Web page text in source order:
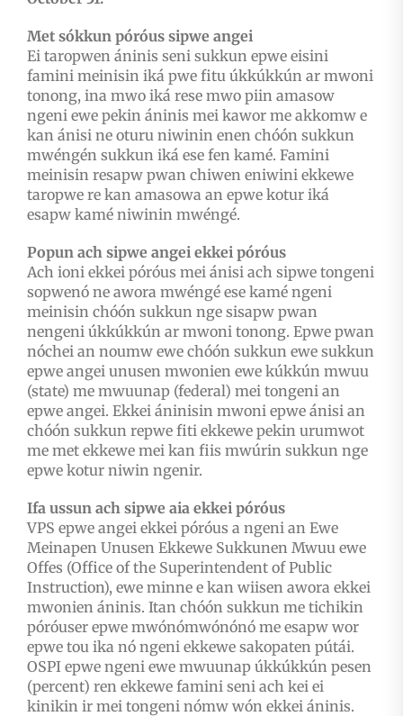
Met sókkun póróus sipwe angei
Ei taropwen áninis seni sukkun epwe eisini
famini meinisin iká pwe fitu úkkúkkún ar mwoni
tonong, ina mwo iká rese mwo piin amasow
ngeni ewe pekin áninis mei kawor me akkomw e
kan ánisi ne oturu niwinin enen chóón sukkun
mwéngén sukkun iká ese fen kamé. Famini
meinisin resapw pwan chiwen eniwini ekkewe
taropwe re kan amasowa an epwe kotur iká
esapw kamé niwinin mwéngé.
Popun ach sipwe angei ekkei póróus
Ach ioni ekkei póróus mei ánisi ach sipwe tongeni
sopwenó ne awora mwéngé ese kamé ngeni
meinisin chóón sukkun nge sisapw pwan
nengeni úkkúkkún ar mwoni tonong. Epwe pwan
nóchei an noumw ewe chóón sukkun ewe sukkun
epwe angei unusen mwonien ewe kúkkún mwuu
(state) me mwuunap (federal) mei tongeni an
epwe angei. Ekkei áninisin mwoni epwe ánisi an
chóón sukkun repwe fiti ekkewe pekin urumwot
me met ekkewe mei kan fiis mwúrin sukkun nge
epwe kotur niwin ngenir.
Ifa ussun ach sipwe aia ekkei póróus
VPS epwe angei ekkei póróus a ngeni an Ewe
Meinapen Unusen Ekkewe Sukkunen Mwuu ewe
Offes (Office of the Superintendent of Public
Instruction), ewe minne e kan wiisen awora ekkei
mwonien áninis. Itan chóón sukkun me tichikin
póróuser epwe mwónómwónónó me esapw wor
epwe tou ika nó ngeni ekkewe sakopaten pútái.
OSPI epwe ngeni ewe mwuunap úkkúkkún pesen
(percent) ren ekkewe famini seni ach kei ei
kinikin ir mei tongeni nómw wón ekkei áninis.